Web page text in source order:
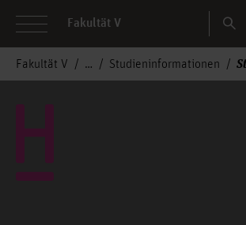
Fakultät V
Fakultät V Studieninformationen